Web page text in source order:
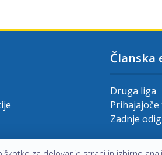
Članska
Druga liga
Zadnje